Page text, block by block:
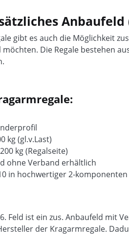
gibt es auch die Möglichkeit
Die Regale bestehen
kg (gl.v.Last)
kg (Regalseite)
ohne Verband erhältlich
in hochwertiger 2-
Feld ist ein zus. Anbaufeld mit
der Kragarmregale.